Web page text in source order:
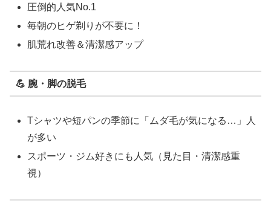
圧倒的人気No.1
毎朝のヒゲ剃りが不要に！
肌荒れ改善＆清潔感アップ
💪 腕・脚の脱毛
Tシャツや短パンの季節に「ムダ毛が気になる…」人
が多い
スポーツ・ジム好きにも人気（見た目・清潔感重
視）